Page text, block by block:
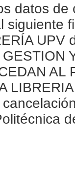
datos
siguiente
AL